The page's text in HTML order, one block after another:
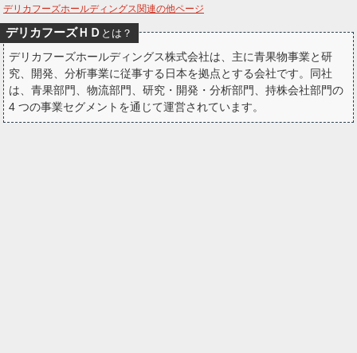
デリカフーズホールディングス関連の他ページ
デリカフーズＨＤ とは？
デリカフーズホールディングス株式会社は、主に青果物事業と研
究、開発、分析事業に従事する日本を拠点とする会社です。同社
は、青果部門、物流部門、研究・開発・分析部門、持株会社部門の
4 つの事業セグメントを通じて運営されています。